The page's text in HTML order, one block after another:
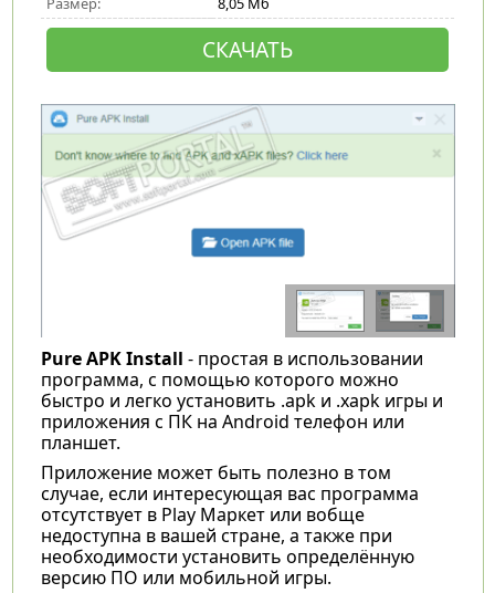
СКАЧАТЬ
Pure APK Install - простая в использовании
программа, с помощью которого можно
быстро и легко установить .apk и .xapk игры и
приложения с ПК на Android телефон или
планшет.
Приложение может быть полезно в том
случае, если интересующая вас программа
отсутствует в Play Маркет или вобще
недоступна в вашей стране, а также при
необходимости установить определённую
версию ПО или мобильной игры.